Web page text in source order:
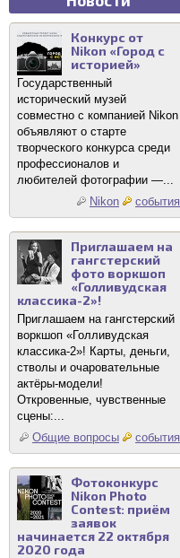
Конкурс от
Nikon «Город с
историей»
Государственный
исторический музей
совместно с компанией Nikon
объявляют о старте
творческого конкурса среди
профессионалов и
любителей фотографии —...
Nikon
события
Приглашаем на
гангстерский
фото воркшоп
«Голливудская
классика-2»!
Приглашаем на гангстерский
воркшоп «Голливудская
классика-2»! Карты, деньги,
стволы и очаровательные
актёры-модели!
Откровенные, чувственные
сцены:...
Общие вопросы
события
Фотоконкурс
Nikon Photo
Contest: приём
заявок
начинается 22 октября
2020 года